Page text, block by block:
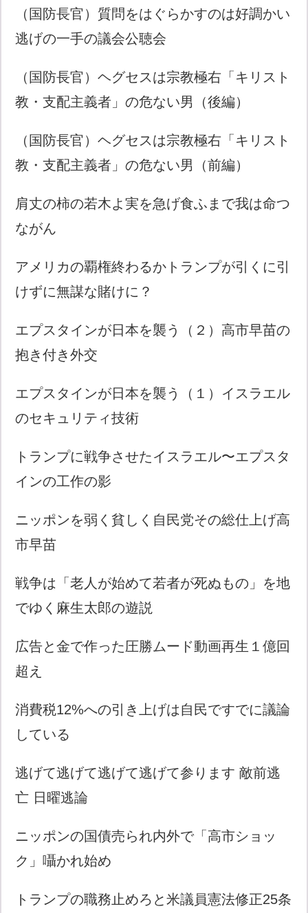
（国防長官）質問をはぐらかすのは好調かい
逃げの一手の議会公聴会
（国防長官）ヘグセスは宗教極右「キリスト
教・支配主義者」の危ない男（後編）
（国防長官）ヘグセスは宗教極右「キリスト
教・支配主義者」の危ない男（前編）
肩丈の柿の若木よ実を急げ食ふまで我は命つ
ながん
アメリカの覇権終わるかトランプが引くに引
けずに無謀な賭けに？
エプスタインが日本を襲う（２）高市早苗の
抱き付き外交
エプスタインが日本を襲う（１）イスラエル
のセキュリティ技術
トランプに戦争させたイスラエル〜エプスタ
インの工作の影
ニッポンを弱く貧しく自民党その総仕上げ高
市早苗
戦争は「老人が始めて若者が死ぬもの」を地
でゆく麻生太郎の遊説
広告と金で作った圧勝ムード動画再生１億回
超え
消費税12%への引き上げは自民ですでに議論
している
逃げて逃げて逃げて逃げて参ります 敵前逃
亡 日曜逃論
ニッポンの国債売られ内外で「高市ショッ
ク」囁かれ始め
トランプの職務止めろと米議員憲法修正25条